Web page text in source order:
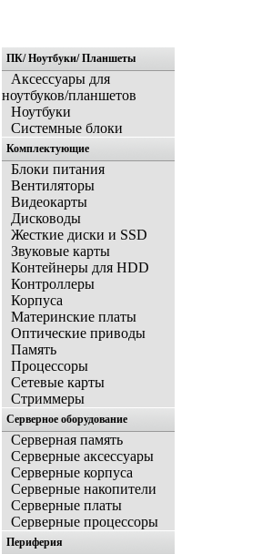
Главная
ПК/ Ноутбуки/ Планшеты
Аксессуары для
ноутбуков/планшетов
Ноутбуки
Системные блоки
Комплектующие
Блоки питания
Вентиляторы
Видеокарты
Дисководы
Жесткие диски и SSD
Звуковые карты
Контейнеры для HDD
Контроллеры
Корпуса
Материнские платы
Оптические приводы
Память
Процессоры
Сетевые карты
Стриммеры
Серверное оборудование
Серверная память
Серверные аксессуары
Серверные корпуса
Серверные накопители
Серверные платы
Серверные процессоры
Периферия